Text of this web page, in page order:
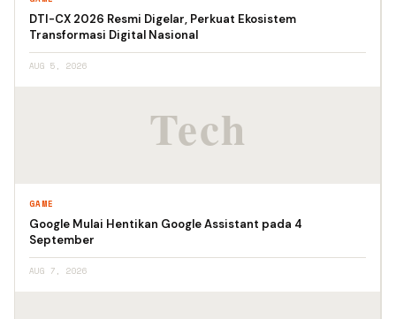
DTI-CX 2026 Resmi Digelar, Perkuat Ekosistem
Transformasi Digital Nasional
AUG 5, 2026
GAME
Google Mulai Hentikan Google Assistant pada 4
September
AUG 7, 2026